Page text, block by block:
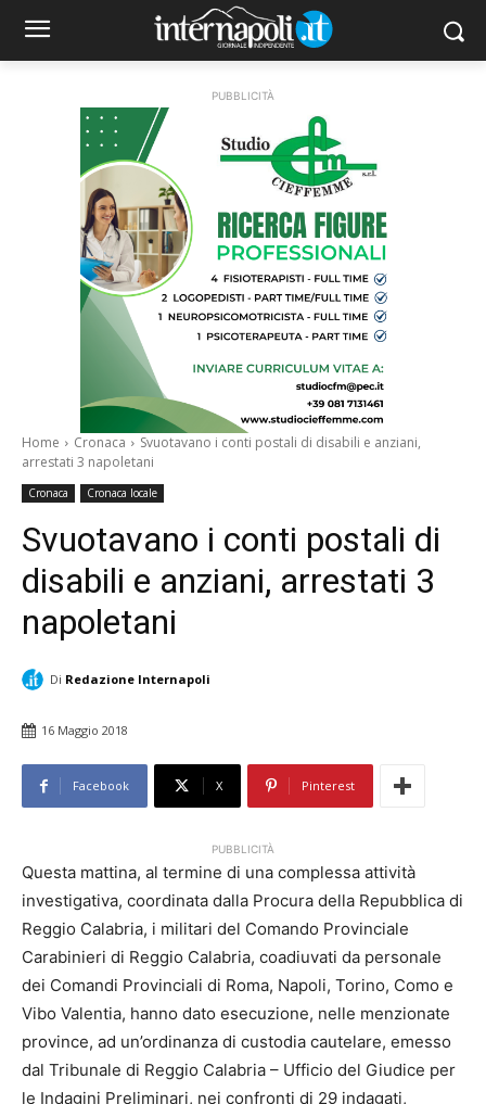
PUBBLICITÀ
Home Cronaca
Svuotavano i conti postali di disabili e anziani,
arrestati 3 napoletani
Cronaca Cronaca locale
Svuotavano i conti postali di
disabili e anziani, arrestati 3
napoletani
Di Redazione Internapoli
16 Maggio 2018
Facebook X Pinterest
PUBBLICITÀ
Questa mattina, al termine di una complessa attività
investigativa, coordinata dalla Procura della Repubblica di
Reggio Calabria, i militari del Comando Provinciale
Carabinieri di Reggio Calabria, coadiuvati da personale
dei Comandi Provinciali di Roma, Napoli, Torino, Como e
Vibo Valentia, hanno dato esecuzione, nelle menzionate
province, ad un’ordinanza di custodia cautelare, emesso
dal Tribunale di Reggio Calabria – Ufficio del Giudice per
le Indagini Preliminari, nei confronti di 29 indagati,